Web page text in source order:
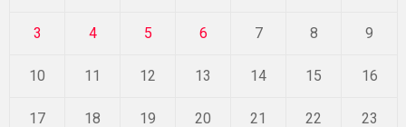
3 4 5 6 7 8 9
10 11 12 13 14 15 16
17 18 19 20 21 22 23